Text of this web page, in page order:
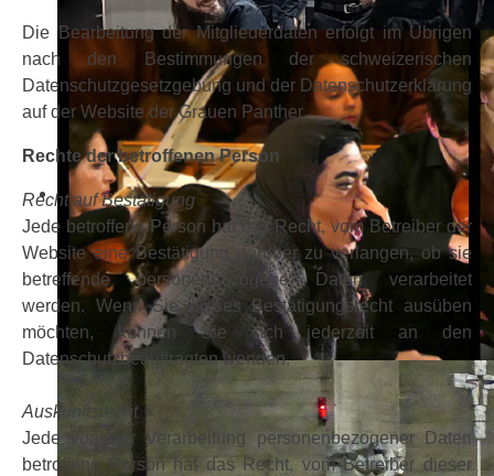
Die Bearbeitung der Mitgliederdaten erfolgt im Übrigen
nach den Bestimmungen der schweizerischen
Datenschutzgesetzgebung und der Datenschutzerklärung
auf der Website der Grauen Panther.
Rechte der betroffenen Person
Recht auf Bestätigung
Jede betroffene Person hat das Recht, vom Betreiber der
Website eine Bestätigung darüber zu verlangen, ob sie
betreffende personenbezogene Daten verarbeitet
werden. Wenn Sie dieses Bestätigungsrecht ausüben
möchten, können Sie sich jederzeit an den
Datenschutzbeauftragten wenden.
Auskunftsrecht
Jede von der Verarbeitung personenbezogener Daten
betroffene Person hat das Recht, vom Betreiber dieser